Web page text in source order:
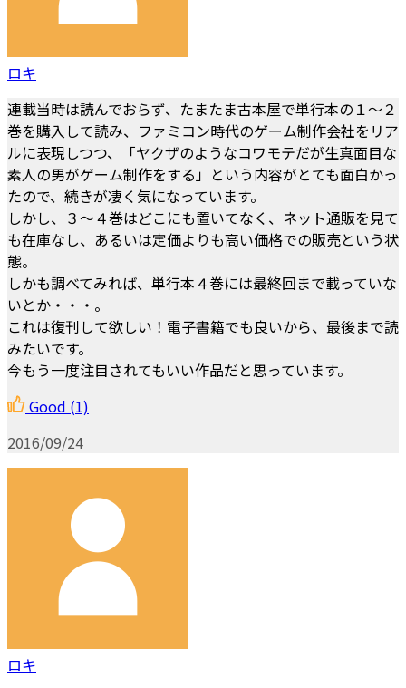
ロキ
連載当時は読んでおらず、たまたま古本屋で単行本の１～２
巻を購入して読み、ファミコン時代のゲーム制作会社をリア
ルに表現しつつ、「ヤクザのようなコワモテだが生真面目な
素人の男がゲーム制作をする」という内容がとても面白かっ
たので、続きが凄く気になっています。
しかし、３～４巻はどこにも置いてなく、ネット通販を見て
も在庫なし、あるいは定価よりも高い価格での販売という状
態。
しかも調べてみれば、単行本４巻には最終回まで載っていな
いとか・・・。
これは復刊して欲しい！電子書籍でも良いから、最後まで読
みたいです。
今もう一度注目されてもいい作品だと思っています。
Good (1)
2016/09/24
ロキ